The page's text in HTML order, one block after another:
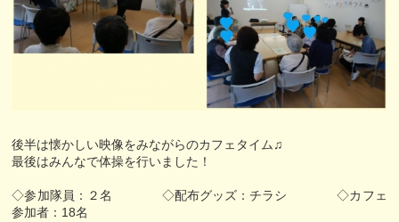
後半は懐かしい映像をみながらのカフェタイム♫
最後はみんなで体操を行いました！
◇参加隊員：２名 ◇配布グッズ：チラシ ◇カフェ
参加者：18名